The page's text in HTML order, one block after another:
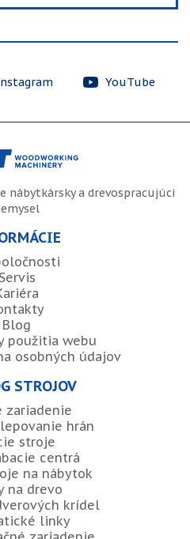
YouTube
nábytkársky a drevospracujúci
Servis
Blog
použitia webu
osobných údajov
STROJOV
zariadenie
hrán
stroje
centrá
na nábytok
na drevo
krídel
linky